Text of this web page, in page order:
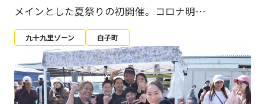
メインとした夏祭りの初開催。コロナ明…
九十九里ゾーン 白子町